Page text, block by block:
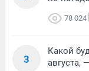
78 024
3
Какой
августа,